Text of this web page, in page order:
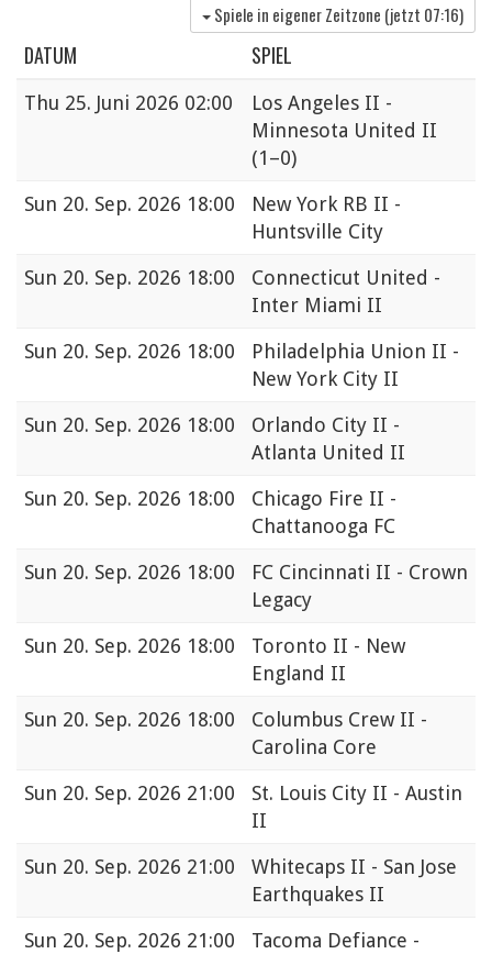
Spiele in eigener Zeitzone (jetzt 07:16)
DATUM SPIEL
Thu 25. Juni 2026 02:00
Los Angeles II -
Minnesota United II
(1–0)
Sun 20. Sep. 2026 18:00
New York RB II -
Huntsville City
Sun 20. Sep. 2026 18:00
Connecticut United -
Inter Miami II
Sun 20. Sep. 2026 18:00
Philadelphia Union II -
New York City II
Sun 20. Sep. 2026 18:00
Orlando City II -
Atlanta United II
Sun 20. Sep. 2026 18:00
Chicago Fire II -
Chattanooga FC
Sun 20. Sep. 2026 18:00
FC Cincinnati II - Crown
Legacy
Sun 20. Sep. 2026 18:00
Toronto II - New
England II
Sun 20. Sep. 2026 18:00
Columbus Crew II -
Carolina Core
Sun 20. Sep. 2026 21:00
St. Louis City II - Austin
II
Sun 20. Sep. 2026 21:00
Whitecaps II - San Jose
Earthquakes II
Sun 20. Sep. 2026 21:00
Tacoma Defiance -